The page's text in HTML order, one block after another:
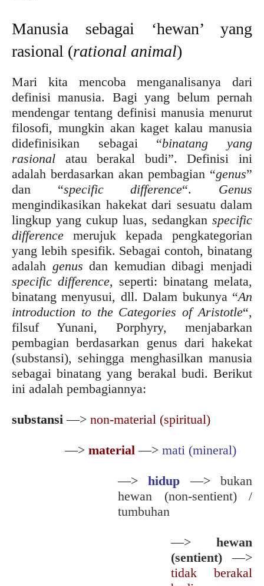
Manusia sebagai ‘hewan’ yang
rasional (rational animal)
Mari kita mencoba menganalisanya dari
definisi manusia. Bagi yang belum pernah
mendengar tentang definisi manusia menurut
filosofi, mungkin akan kaget kalau manusia
didefinisikan sebagai “binatang yang
rasional atau berakal budi”. Definisi ini
adalah berdasarkan akan pembagian “genus”
dan “specific difference“. Genus
mengindikasikan hakekat dari sesuatu dalam
lingkup yang cukup luas, sedangkan specific
difference merujuk kepada pengkategorian
yang lebih spesifik. Sebagai contoh, binatang
adalah genusdan kemudian dibagi menjadi
specific difference, seperti: binatang melata,
binatang menyusui, dll. Dalam bukunya “An
introduction to the Categories of Aristotle“,
filsuf Yunani, Porphyry, menjabarkan
pembagian berdasarkan genus dari hakekat
(substansi), sehingga menghasilkan manusia
sebagai binatang yang berakal budi. Berikut
ini adalah pembagiannya:
substansi —> non-material (spiritual)
—> material —> mati (mineral)
—>hidup —>bukan
hewan (non-sentient) /
tumbuhan
—> hewan
(sentient) —>
tidak berakal